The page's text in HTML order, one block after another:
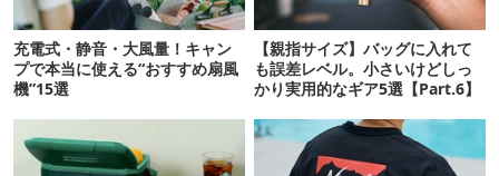
充電式・静音・大風量！キャン
プで本当に使える“おすすめ扇風
機”15選
【親指サイズ】バッグに入れて
も誤差レベル。小さいけどしっ
かり実用的なギア5選【Part.6】